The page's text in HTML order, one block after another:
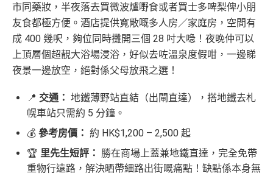
市同藥妝，半夜落去買微波爐嘢食或者買士多啤梨俾小朋
友食都極方便。酒店提供寬敞嘅多人房／家庭房，空間有
成 400 幾呎，夠位同時攤開三個 28 吋大喼！夜晚仲可以
上頂層個超靚大浴場浸浴，好似去咗溫泉度假咁，一邊睇
夜景一邊放空，絕對係父母放飛之選！
📍 交通： 地鐵薄野站直結（出閘直達），搭地鐵去札
幌車站只需約 5 分鐘。
💰 參考房價： 約 HK$1,200 – 2,500 起
🏆 里先生短評： 勝在商場上蓋兼地鐵直達，完全免帶
重物行遠路，解決晒帶細路出街嘅痛點！缺點係本身無